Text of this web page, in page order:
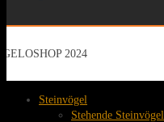
GELOSHOP 2024
Steinvögel
Stehende Steinvögel